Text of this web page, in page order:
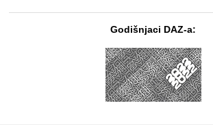
Godišnjaci DAZ-a: